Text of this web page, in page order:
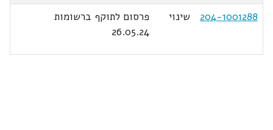
204-1001288
שינוי
פרסום לתוקף ברשומות
26.05.24